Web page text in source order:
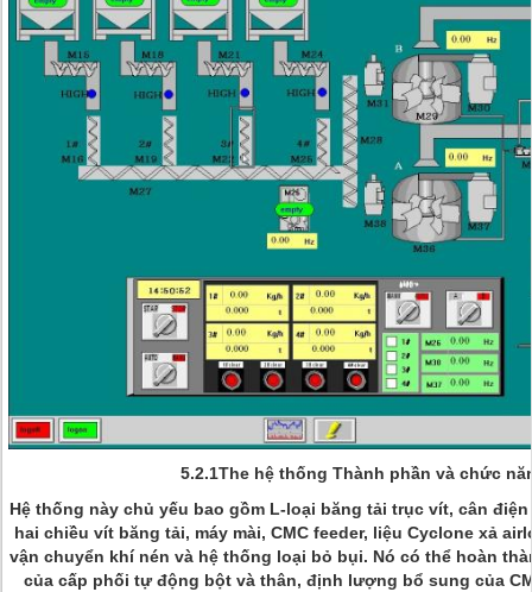
5.2.1The hệ thống Thành phần và chức
Hệ thống này chủ yếu bao gồm L-loại băng tải trục vít, cân
hai chiều vít băng tải, máy mài, CMC feeder, liệu Cyclone xả
vận chuyển khí nén và hệ thống loại bỏ bụi. Nó có thể hoàn
của cấp phối tự động bột và thân, định lượng bổ sung của